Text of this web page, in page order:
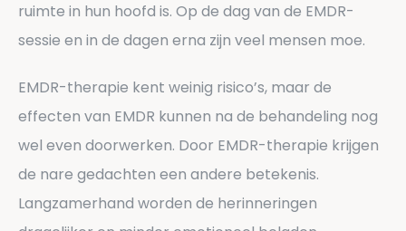
ruimte in hun hoofd is. Op de dag van de EMDR-
sessie en in de dagen erna zijn veel mensen moe.
EMDR-therapie kent weinig risico’s, maar de
effecten van EMDR kunnen na de behandeling nog
wel even doorwerken. Door EMDR-therapie krijgen
de nare gedachten een andere betekenis.
Langzamerhand worden de herinneringen